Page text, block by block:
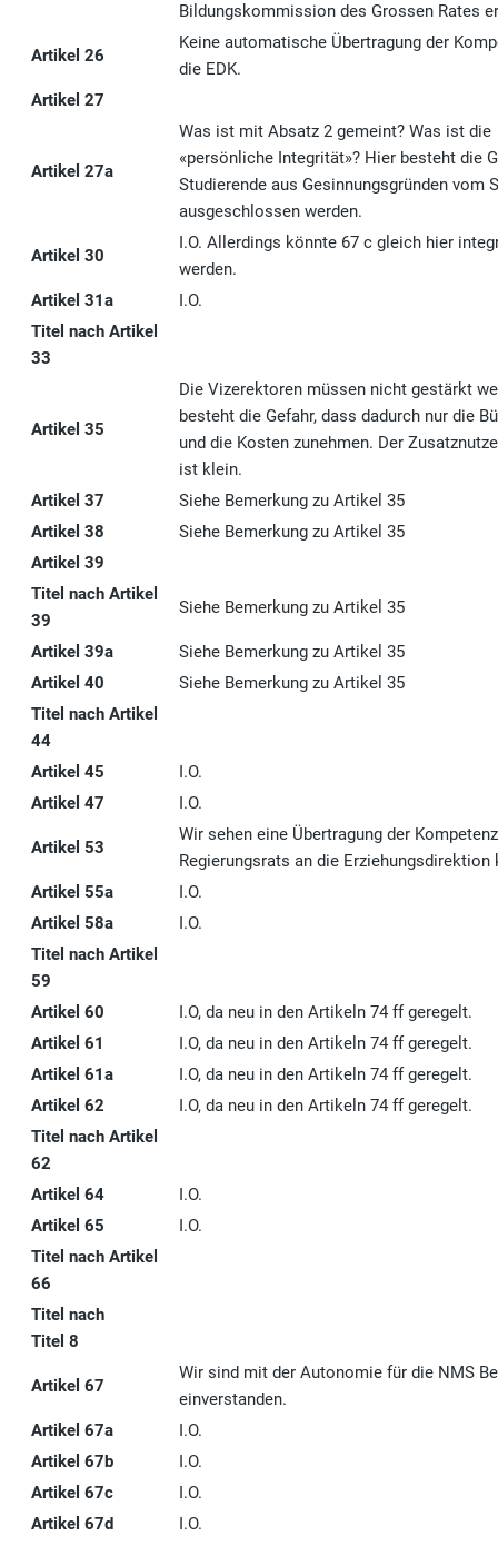
Bildungskommission des Grossen Rates
Artikel 26
Keine automatische Übertragung der
die EDK.
Artikel 27
Artikel 27a
Was ist mit Absatz 2 gemeint? Was ist die
«persönliche Integrität»? Hier besteht die
Studierende aus Gesinnungsgründen vom
ausgeschlossen werden.
Artikel 30
I.O. Allerdings könnte 67 c gleich hier
werden.
Artikel 31a
I.O.
Titel nach Artikel
33
Artikel 35
Die Vizerektoren müssen nicht gestärkt
besteht die Gefahr, dass dadurch nur die
und die Kosten zunehmen. Der
ist klein.
Artikel 37
Siehe Bemerkung zu Artikel 35
Artikel 38
Siehe Bemerkung zu Artikel 35
Artikel 39
Titel nach Artikel
39
Siehe Bemerkung zu Artikel 35
Artikel 39a
Siehe Bemerkung zu Artikel 35
Artikel 40
Siehe Bemerkung zu Artikel 35
Titel nach Artikel
44
Artikel 45
I.O.
Artikel 47
I.O.
Artikel 53
Wir sehen eine Übertragung der
Regierungsrats an die
Artikel 55a
I.O.
Artikel 58a
I.O.
Titel nach Artikel
59
Artikel 60
I.O, da neu in den Artikeln 74 ff geregelt.
Artikel 61
I.O, da neu in den Artikeln 74 ff geregelt.
Artikel 61a
I.O, da neu in den Artikeln 74 ff geregelt.
Artikel 62
I.O, da neu in den Artikeln 74 ff geregelt.
Titel nach Artikel
62
Artikel 64
I.O.
Artikel 65
I.O.
Titel nach Artikel
66
Titel nach
Titel 8
Artikel 67
Wir sind mit der Autonomie für die NMS
einverstanden.
Artikel 67a
I.O.
Artikel 67b
I.O.
Artikel 67c
I.O.
Artikel 67d
I.O.